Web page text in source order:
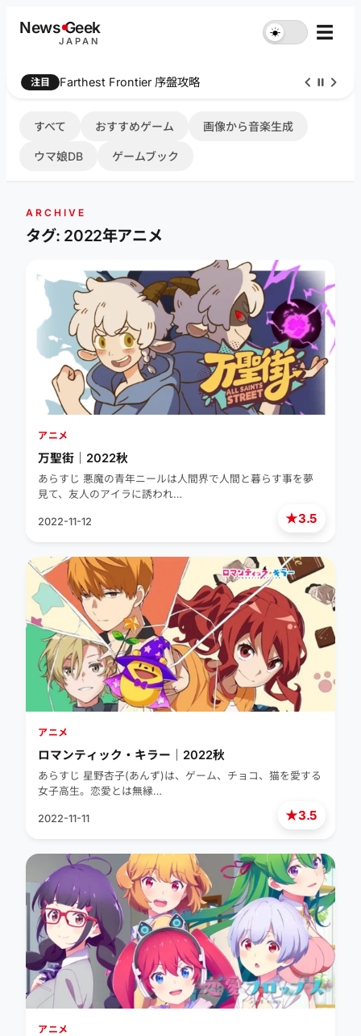
NewsGeek
JAPAN
☀︎ ☰
注目 Farthest Frontier 序盤攻略
すべて おすすめゲーム 画像から音楽生成
ウマ娘DB ゲームブック
ARCHIVE
タグ: 2022年アニメ
★3.5
アニメ
万聖街｜2022秋
あらすじ 悪魔の青年ニールは人間界で人間と暮らす事を夢
見て、友人のアイラに誘われ…
2022-11-12
★3.5
アニメ
ロマンティック・キラー｜2022秋
あらすじ 星野杏子(あんず)は、ゲーム、チョコ、猫を愛する
女子高生。恋愛とは無縁…
2022-11-11
アニメ